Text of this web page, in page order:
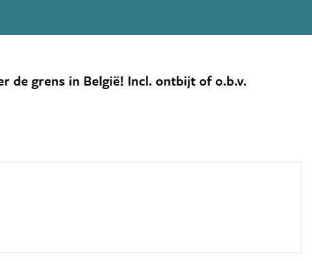
de grens in België! Incl. ontbijt of o.b.v.